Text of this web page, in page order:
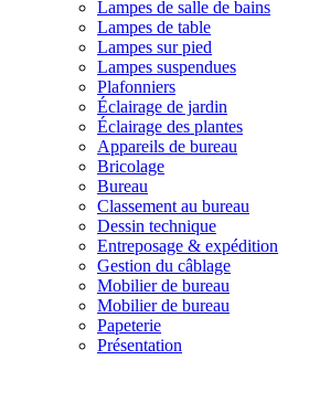
Lampes de salle de bains
Lampes de table
Lampes sur pied
Lampes suspendues
Plafonniers
Éclairage de jardin
Éclairage des plantes
Appareils de bureau
Bricolage
Bureau
Classement au bureau
Dessin technique
Entreposage & expédition
Gestion du câblage
Mobilier de bureau
Mobilier de bureau
Papeterie
Présentation